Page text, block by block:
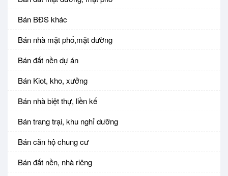
Bán BĐS khác
Bán nhà mặt phố,mặt đường
Bán đất nền dự án
Bán Kiot, kho, xưởng
Bán nhà biệt thự, liền kế
Bán trang trại, khu nghỉ dưỡng
Bán căn hộ chung cư
Bán đất nền, nhà riêng